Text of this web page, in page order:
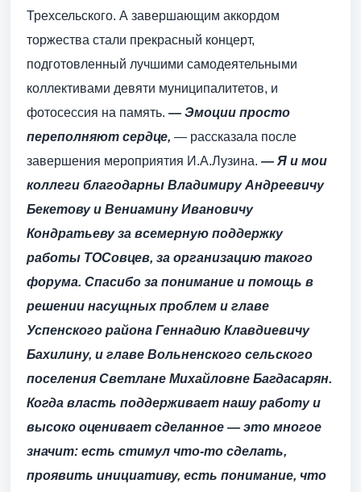
Трехсельского. А завершающим аккордом
торжества стали прекрасный концерт,
подготовленный лучшими самодеятельными
коллективами девяти муниципалитетов, и
фотосессия на память. — Эмоции просто
переполняют сердце, — рассказала после
завершения мероприятия И.А.Лузина. — Я и мои
коллеги благодарны Владимиру Андреевичу
Бекетову и Вениамину Ивановичу
Кондратьеву за всемерную поддержку
работы ТОСовцев, за организацию такого
форума. Спасибо за понимание и помощь в
решении насущных проблем и главе
Успенского района Геннадию Клавдиевичу
Бахилину, и главе Вольненского сельского
поселения Светлане Михайловне Багдасарян.
Когда власть поддерживает нашу работу и
высоко оценивает сделанное — это многое
значит: есть стимул что-то сделать,
проявить инициа­тиву, есть понимание, что